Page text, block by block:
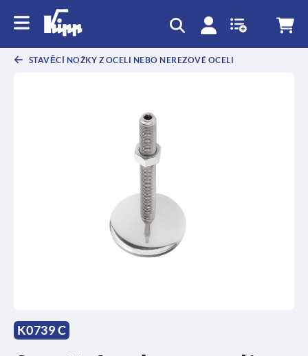
STAVĚCÍ NOŽKY Z OCELI NEBO NEREZOVÉ OCELI
K0739 C